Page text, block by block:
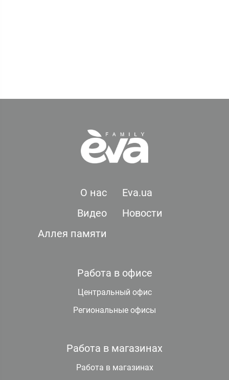
О нас
Eva.ua
Видео
Новости
Аллея памяти
Работа в офисе
Центральный офис
Региональные офисы
Работа в магазинах
Работа в магазинах